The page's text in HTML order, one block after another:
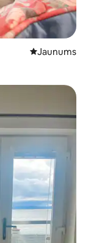
Jauns mājoklis
Jaunums